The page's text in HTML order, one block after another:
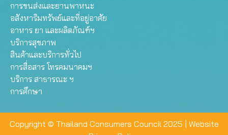
การขนส่งและยานพาหนะ
อสังหาริมทรัพย์และที่อยู่อาศัย
อาหาร ยา และผลิตภัณฑ์ฯ
บริการสุขภาพ
สินค้าและบริการทั่วไป
การสื่อสาร โทรคมนาคมฯ
บริการ สาธารณะ ฯ
การศึกษา
Copyright © Thailand Consumers Council 2025 | Website